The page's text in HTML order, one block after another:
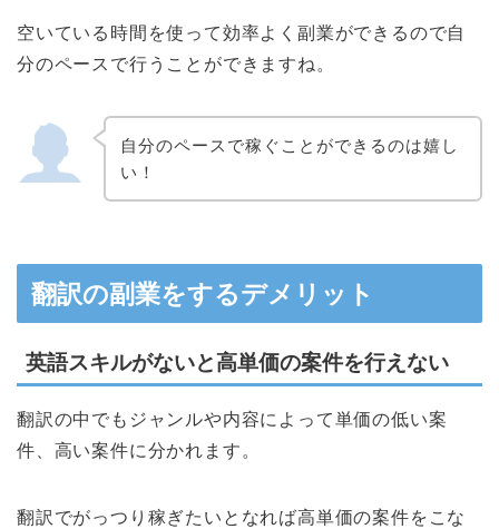
空いている時間を使って効率よく副業ができるので自
分のペースで行うことができますね。
自分のペースで稼ぐことができるのは嬉し
い！
翻訳の副業をするデメリット
英語スキルがないと高単価の案件を行えない
翻訳の中でもジャンルや内容によって単価の低い案
件、高い案件に分かれます。
翻訳でがっつり稼ぎたいとなれば高単価の案件をこな